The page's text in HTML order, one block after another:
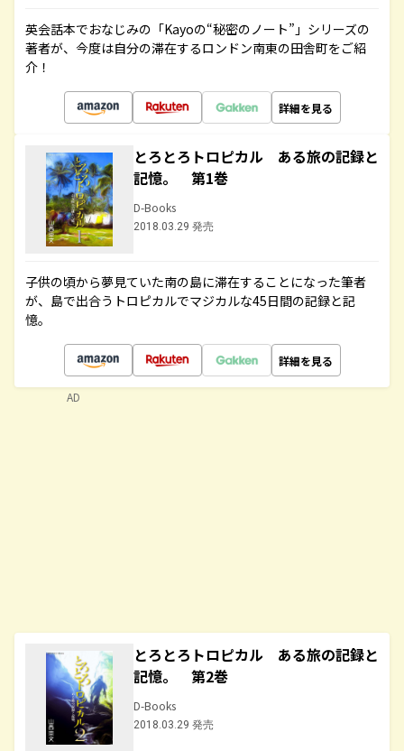
英会話本でおなじみの「Kayoの“秘密のノート”」シリーズの
著者が、今度は自分の滞在するロンドン南東の田舎町をご紹
介！
詳細を見る
とろとろトロピカル ある旅の記録と
記憶。 第1巻
D-Books
2018.03.29 発売
子供の頃から夢見ていた南の島に滞在することになった筆者
が、島で出合うトロピカルでマジカルな45日間の記録と記
憶。
詳細を見る
とろとろトロピカル ある旅の記録と
記憶。 第2巻
D-Books
2018.03.29 発売
AD